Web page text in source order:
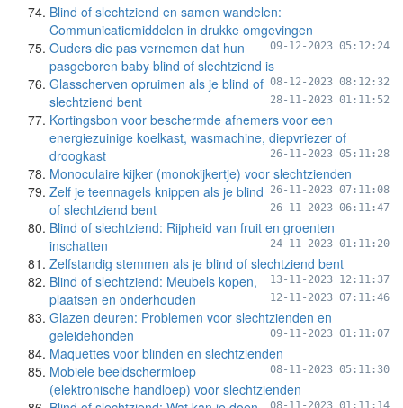
Blind of slechtziend en samen wandelen:
Communicatiemiddelen in drukke omgevingen
09-12-2023 05:12:24
Ouders die pas vernemen dat hun
pasgeboren baby blind of slechtziend is
08-12-2023 08:12:32
Glasscherven opruimen als je blind of
slechtziend bent
28-11-2023 01:11:52
Kortingsbon voor beschermde afnemers voor een
energiezuinige koelkast, wasmachine, diepvriezer of
droogkast
26-11-2023 05:11:28
Monoculaire kijker (monokijkertje) voor slechtzienden
26-11-2023 07:11:08
Zelf je teennagels knippen als je blind
of slechtziend bent
26-11-2023 06:11:47
Blind of slechtziend: Rijpheid van fruit en groenten
inschatten
24-11-2023 01:11:20
Zelfstandig stemmen als je blind of slechtziend bent
13-11-2023 12:11:37
Blind of slechtziend: Meubels kopen,
plaatsen en onderhouden
12-11-2023 07:11:46
Glazen deuren: Problemen voor slechtzienden en
geleidehonden
09-11-2023 01:11:07
Maquettes voor blinden en slechtzienden
08-11-2023 05:11:30
Mobiele beeldschermloep
(elektronische handloep) voor slechtzienden
08-11-2023 01:11:14